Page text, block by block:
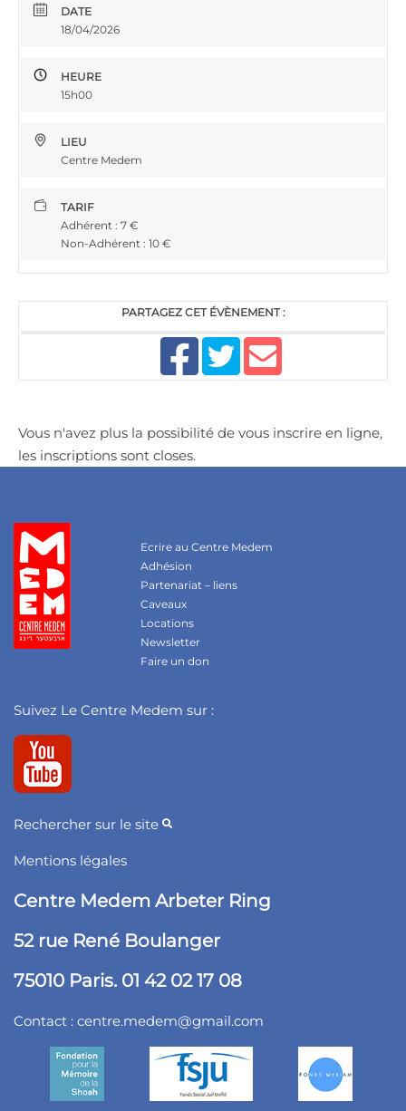
DATE
18/04/2026
HEURE
15h00
LIEU
Centre Medem
TARIF
Adhérent : 7 €
Non-Adhérent : 10 €
PARTAGEZ CET ÉVÈNEMENT :
Vous n'avez plus la possibilité de vous inscrire en ligne,
les inscriptions sont closes.
Ecrire au Centre Medem
Adhésion
Partenariat – liens
Caveaux
Locations
Newsletter
Faire un don
Suivez Le Centre Medem sur :
Rechercher sur le site
Mentions légales
Centre Medem Arbeter Ring
52 rue René Boulanger
75010 Paris. 01 42 02 17 08
Contact : centre.medem@gmail.com